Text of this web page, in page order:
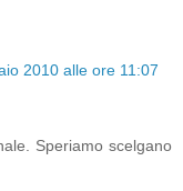
2010 alle ore 11:07
Speriamo scelgano